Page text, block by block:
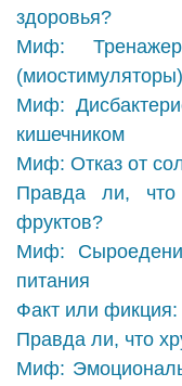
здоровья?
Миф:
Миф:
кишечником
Миф: Отказ от
Правда ли, что
фруктов?
Миф:
питания
Факт или
Правда ли, что
Миф: